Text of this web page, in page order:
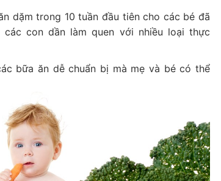
dặm trong 10 tuần đầu tiên cho các bé đã
con dần làm quen với nhiều loại thực
bữa ăn dễ chuẩn bị mà mẹ và bé có thể